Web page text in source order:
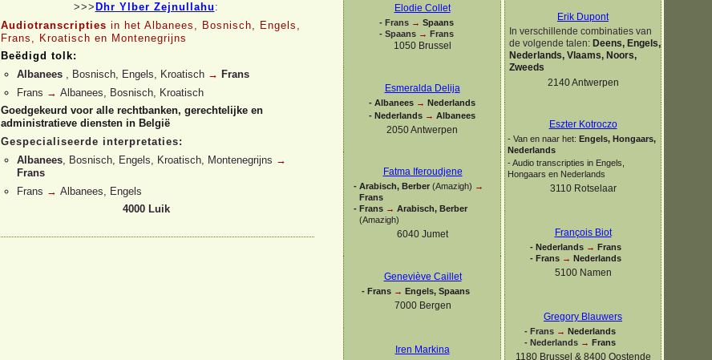
Elodie Collet
- Frans → Spaans
- Spaans → Frans
1050 Brussel
Esmeralda Delija
- Albanees → Nederlands
- Nederlands → Albanees
2050 Antwerpen
Fatma Iferoudjene
- Arabisch, Berber (Amazigh) →
Frans
- Frans → Arabisch, Berber
(Amazigh)
6040 Jumet
Geneviève Caillet
- Frans → Engels, Spaans
7000 Bergen
Iren Markina
Erik Dupont
In verschillende combinaties van
de volgende talen: Deens, Engels,
Nederlands, Vlaams, Noors,
Zweeds
2140 Antwerpen
Eszter Kotroczo
- Van en naar het: Engels, Hongaars,
Nederlands
-Audio transcripties in Engels,
Hongaars en Nederlands
3110 Rotselaar
François Biot
- Nederlands → Frans
- Frans → Nederlands
5100 Namen
Gregory Blauwers
- Frans → Nederlands
- Nederlands → Frans
1180 Brussel & 8400 Oostende
>>> Dhr Ylber Zejnullahu :
Audiotranscripties in het Albanees, Bosnisch, Engels,
Frans, Kroatisch en Montenegrijns
Beëdigd tolk:
Albanees , Bosnisch, Engels, Kroatisch → Frans
Frans → Albanees, Bosnisch, Kroatisch
Goedgekeurd voor alle rechtbanken, gerechtelijke en
administratieve diensten in België
Gespecialiseerde interpretaties:
Albanees , Bosnisch, Engels, Kroatisch, Montenegrijns →
Frans
Frans → Albanees, Engels
4000 Luik